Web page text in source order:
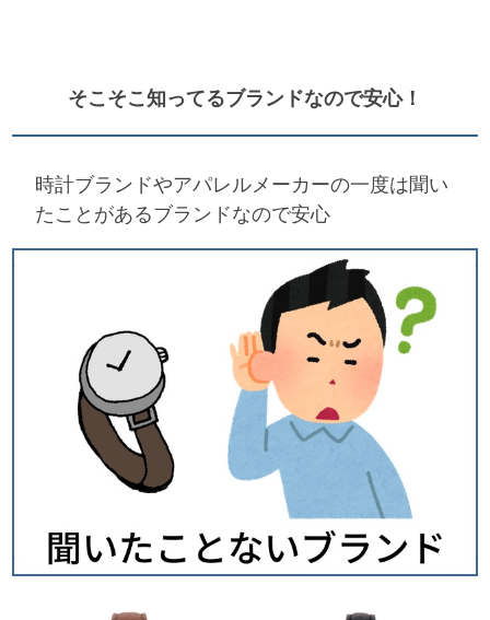
そこそこ知ってるブランドなので安心！
時計ブランドやアパレルメーカーの一度は聞い
たことがあるブランドなので安心